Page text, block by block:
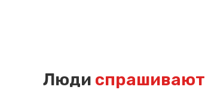
Люди спрашивают